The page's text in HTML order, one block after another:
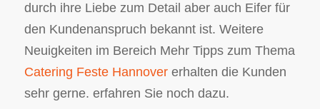
durch ihre Liebe zum Detail aber auch Eifer für
den Kundenanspruch bekannt ist. Weitere
Neuigkeiten im Bereich Mehr Tipps zum Thema
Catering Feste Hannovererhalten die Kunden
sehr gerne. erfahren Sie noch dazu.